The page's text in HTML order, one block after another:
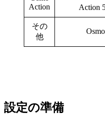
Action
Action
その
他
設定の準備